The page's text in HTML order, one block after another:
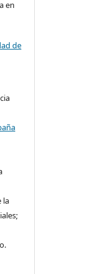
en
de
la